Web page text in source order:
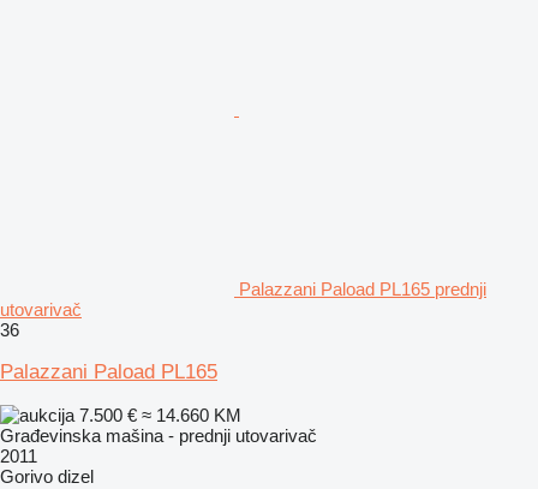
Palazzani Paload PL165 prednji
utovarivač
36
Palazzani Paload PL165
7.500 € ≈ 14.660 KM
Građevinska mašina - prednji utovarivač
2011
Gorivo dizel